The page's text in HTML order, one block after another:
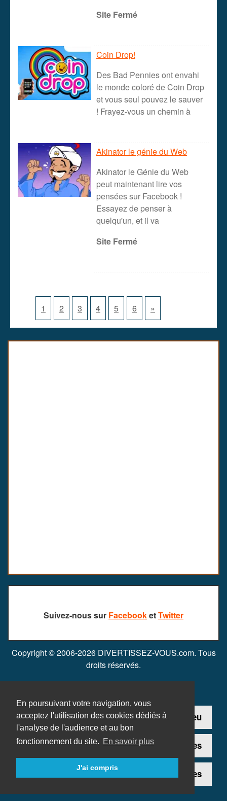
En poursuivant votre navigation, vous
acceptez l'utilisation des cookies dédiés à
l'analyse de l'audience et au bon
fonctionnement du site. En savoir plus
J'ai compris
Site Fermé
Coin Drop!
Des Bad Pennies ont envahi
le monde coloré de Coin Drop
et vous seul pouvez le sauver
! Frayez-vous un chemin à
Akinator le génie du Web
Akinator le Génie du Web
peut maintenant lire vos
pensées sur Facebook !
Essayez de penser à
quelqu'un, et il va
Site Fermé
1 2 3 4 5 6 »
Suivez-nous sur FacebooketTwitter
Copyright © 2006-2026 DIVERTISSEZ-VOUS.com. Tous
droits réservés.
Contact Ajouter un jeu
Plan du site Mentions légales
Données personnelles